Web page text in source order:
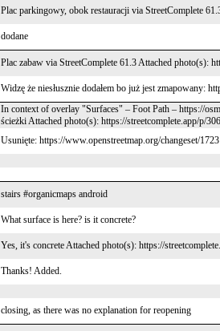
Plac parkingowy, obok restauracji via StreetComplete
dodane
Plac zabaw via StreetComplete 61.3 Attached photo(s):
Widzę że niesłusznie dodałem bo już jest zmapowany:
In context of overlay "Surfaces" – Foot Path – https://
ścieżki Attached photo(s): https://streetcomplete.app/p/
Usunięte: https://www.openstreetmap.org/changeset/
stairs #organicmaps android
What surface is here? is it concrete?
Yes, it's concrete Attached photo(s): https://
Thanks! Added.
closing, as there was no explanation for reopening